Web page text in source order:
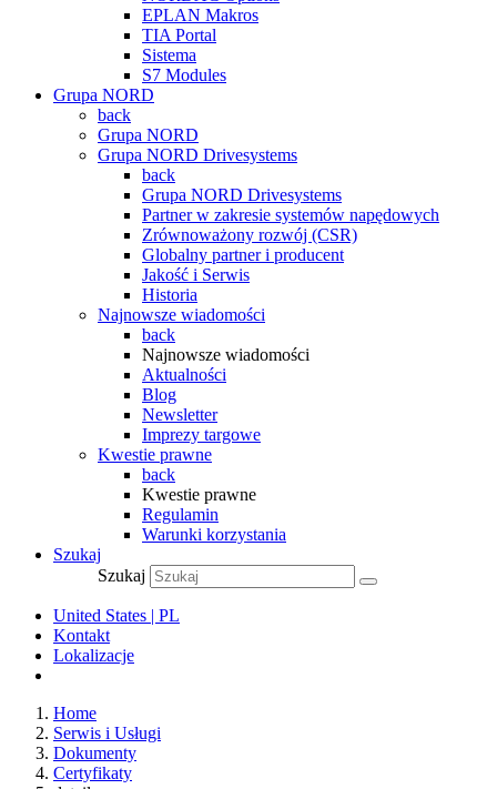
EPLAN Makros
TIA Portal
Sistema
S7 Modules
Grupa NORD
back
Grupa NORD
Grupa NORD Drivesystems
back
Grupa NORD Drivesystems
Partner w zakresie systemów napędowych
Zrównoważony rozwój (CSR)
Globalny partner i producent
Jakość i Serwis
Historia
Najnowsze wiadomości
back
Najnowsze wiadomości
Aktualności
Blog
Newsletter
Imprezy targowe
Kwestie prawne
back
Kwestie prawne
Regulamin
Warunki korzystania
Szukaj
Szukaj
United States | PL
Kontakt
Lokalizacje
Home
Serwis i Usługi
Dokumenty
Certyfikaty